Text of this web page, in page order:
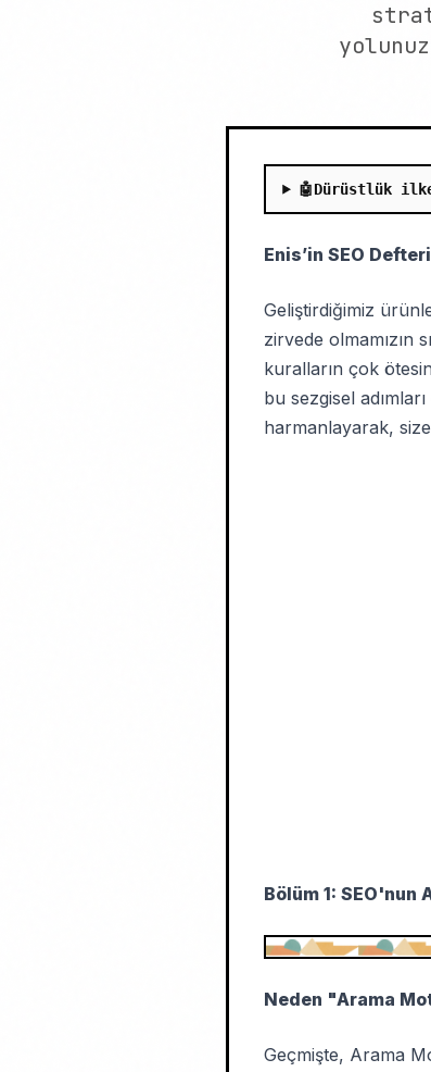
🤖Dürüstlük
Enis’in SEO
Geliştirdiğimiz
zirvede olmamızın
kuralların çok
bu sezgisel
harmanlayarak,
Bölüm 1: SEO'nun
Neden "Arama
Geçmişte, Arama